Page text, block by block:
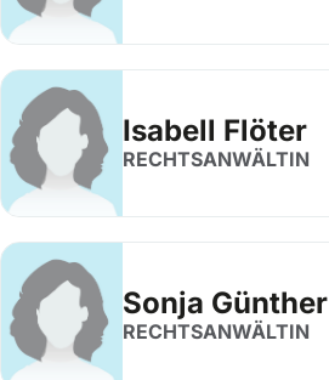
Isabell Flöter
RECHTSANWÄLTIN
Sonja Günther
RECHTSANWÄLTIN